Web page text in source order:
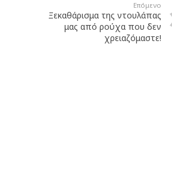
Επόμενο
Ξεκαθάρισμα της ντουλάπας
μας από ρούχα που δεν
χρειαζόμαστε!